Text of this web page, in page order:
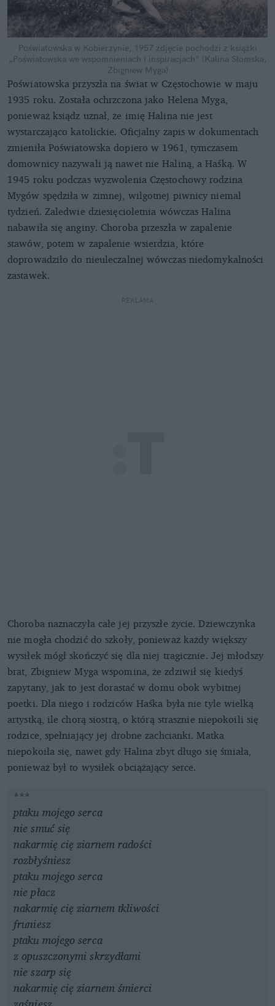
Poświatowska w Kobierzynie, 1957 zdjęcie pochodzi z książki
„Poświatowska we wspomnieniach i inspiracjach” (Kalina Słomska,
Zbigniew Myga)
Poświatowska przyszła na świat w Częstochowie w maju
1935 roku. Została ochrzczona jako Helena Myga,
ponieważ ksiądz uznał, że imię Halina nie jest
wystarczająco katolickie. Oficjalny zapis w dokumentach
zmieniła Poświatowska dopiero w 1961, tymczasem
domownicy nazywali ją nawet nie Haliną, a Haśką. W
1945 roku podczas wyzwolenia Częstochowy rodzina
Mygów spędziła w zimnej, wilgotnej piwnicy niemal
tydzień. Zaledwie dziesięcioletnia wówczas Halina
nabawiła się anginy. Choroba przeszła w zapalenie
stawów, potem w zapalenie wsierdzia, które
doprowadziło do nieuleczalnej wówczas niedomykalności
zastawek.
REKLAMA
Choroba naznaczyła całe jej przyszłe życie. Dziewczynka
nie mogła chodzić do szkoły, ponieważ każdy większy
wysiłek mógł skończyć się dla niej tragicznie. Jej młodszy
brat, Zbigniew Myga wspomina, że zdziwił się kiedyś
zapytany, jak to jest dorastać w domu obok wybitnej
poetki. Dla niego i rodziców Haśka była nie tyle wielką
artystką, ile chorą siostrą, o którą strasznie niepokoili się
rodzice, spełniający jej drobne zachcianki. Matka
niepokoiła się, nawet gdy Halina zbyt długo się śmiała,
ponieważ był to wysiłek obciążający serce.
***
ptaku mojego serca
nie smuć się
nakarmię cię ziarnem radości
rozbłyśniesz
ptaku mojego serca
nie płacz
nakarmię cię ziarnem tkliwości
fruniesz
ptaku mojego serca
z opuszczonymi skrzydłami
nie szarp się
nakarmię cię ziarnem śmierci